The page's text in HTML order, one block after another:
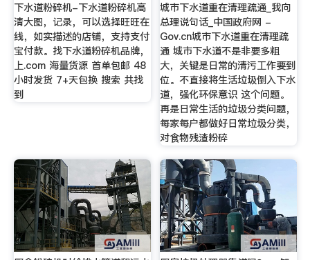
下水道粉碎机-下水道粉碎机高
清大图，记录，可以选择旺旺在
线，如实描述的店铺，支持支付
宝付款。找下水道粉碎机品牌，
上.com 海量货源 首单包邮 48
小时发货 7+天包换 搜索 共找
到
城市下水道重在清理疏通_我向
总理说句话_中国政府网 -
Gov.cn城市下水道重在清理疏
通 城市下水道不是非要多粗
大，关键是日常的清污工作要到
位。不直接将生活垃圾倒入下水
道，强化环保意识 这个问题。
再是日常生活的垃圾分类问题，
每家每户都做好日常垃圾分类，
对食物残渣粉碎